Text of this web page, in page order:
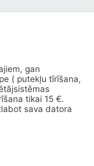
gan
( putekļu tīrīšana,
tikai 15 €.
sava datora